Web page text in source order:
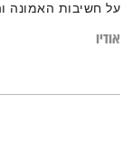
על חשיבות האמונה
אודיו